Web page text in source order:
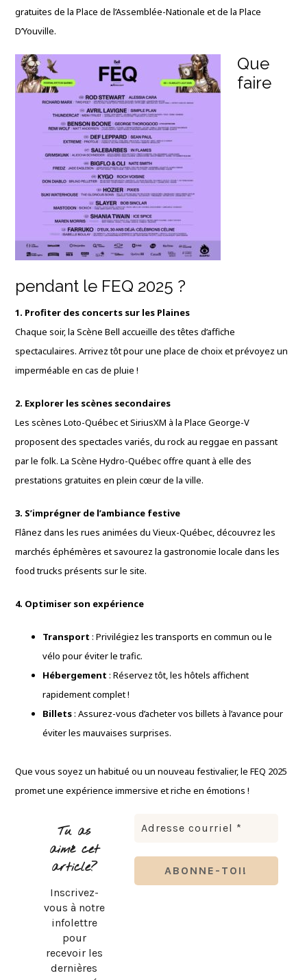
gratuites de la Place de l’Assemblée-Nationale et de la Place
D’Youville.
Que
faire
pendant le FEQ 2025 ?
1. Profiter des concerts sur les Plaines
Chaque soir, la Scène Bell accueille des têtes d’affiche
spectaculaires. Arrivez tôt pour une place de choix et prévoyez un
imperméable en cas de pluie !
2. Explorer les scènes secondaires
Les scènes Loto-Québec et SiriusXM à la Place George-V
proposent des spectacles variés, du rock au reggae en passant
par le folk. La Scène Hydro-Québec offre quant à elle des
prestations gratuites en plein cœur de la ville.
3. S’imprégner de l’ambiance festive
Flânez dans les rues animées du Vieux-Québec, découvrez les
marchés éphémères et savourez la gastronomie locale dans les
food trucks présents sur le site.
4. Optimiser son expérience
Transport : Privilégiez les transports en commun ou le
vélo pour éviter le trafic.
Hébergement : Réservez tôt, les hôtels affichent
rapidement complet !
Billets: Assurez-vous d’acheter vos billets à l’avance pour
éviter les mauvaises surprises.
Que vous soyez un habitué ou un nouveau festivalier, le FEQ 2025
promet une expérience immersive et riche en émotions !
Tu as
aimé cet
article?
Inscrivez-
vous à notre
infolettre
pour
recevoir les
dernières